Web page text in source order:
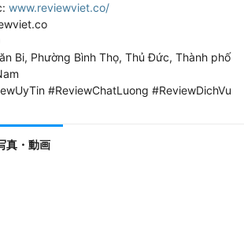
www.reviewviet.co/
Bi, Phường Bình Thọ, Thủ Đức, Thành phố
真・動画